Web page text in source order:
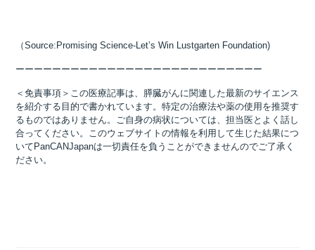
（Source:Promising Science-Let’s Win Lustgarten Foundation)
ーーーーーーーーーーーーーーーーーーーーーーーーーーー
＜免責事項＞この医療記事は、膵臓がんに関連した最新のサイエンス
を紹介する目的で書かれています。特定の治療法や薬の使用を推奨す
るものではありません。ご自身の病状については、担当医とよく話し
合ってください。このウェブサイトの情報を利用して生じた結果につ
いてPanCANJapanは一切責任を負うことができませんのでご了承く
ださい。